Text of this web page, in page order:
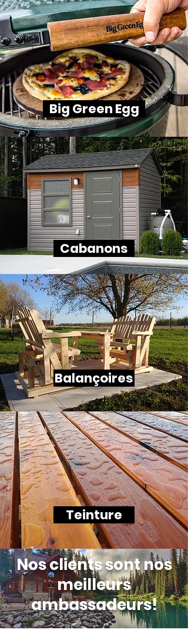
Big Green Egg
Cabanons
Balançoires
Teinture
Nos clients sont nos
meilleurs
ambassadeurs!